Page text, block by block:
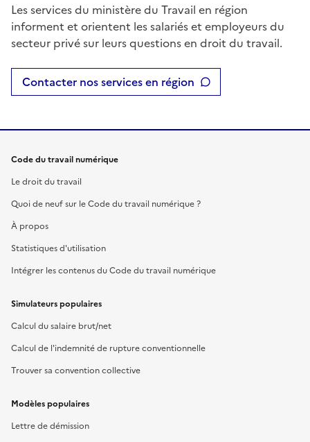
Les services du ministère du Travail en région
informent et orientent les salariés et employeurs du
secteur privé sur leurs questions en droit du travail.
Contacter nos services en région
Code du travail numérique
Le droit du travail
Quoi de neuf sur le Code du travail numérique ?
À propos
Statistiques d'utilisation
Intégrer les contenus du Code du travail numérique
Simulateurs populaires
Calcul du salaire brut/net
Calcul de l'indemnité de rupture conventionnelle
Trouver sa convention collective
Modèles populaires
Lettre de démission